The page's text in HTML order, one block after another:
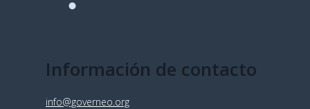
Información de contacto
info@governeo.org